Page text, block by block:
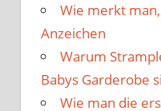
Wie merkt
Anzeichen
Warum
Babys Garderobe
Wie man die